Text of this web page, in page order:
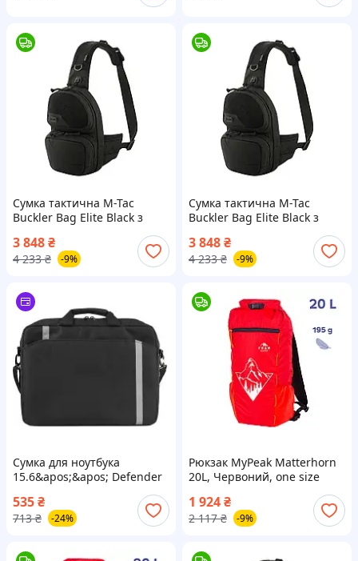
Сумка тактична M-Tac
Buckler Bag Elite Black з
прихованого носіння зброї
MOLLE Cordura [2046-liht]
3 848₴
4 233 ₴ -9%
Сумка тактична M-Tac
Buckler Bag Elite Black з
прихованого носіння зброї
MOLLE Cordura 2046-DS
3 848₴
4 233 ₴ -9%
Сумка для ноутбука
15.6&apos;&apos; Defender
535₴
713 ₴ -24%
Рюкзак MyPeak Matterhorn
20L, Червоний, one size
1 924₴
2 117 ₴ -9%